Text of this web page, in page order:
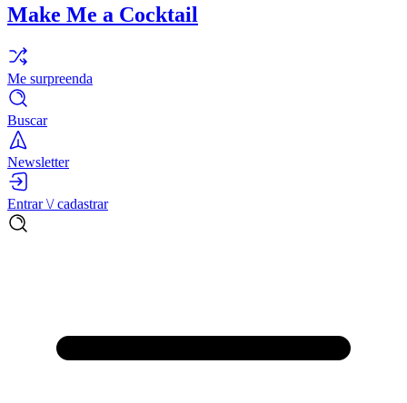
Make Me a Cocktail
Me surpreenda
Buscar
Newsletter
Entrar \/ cadastrar